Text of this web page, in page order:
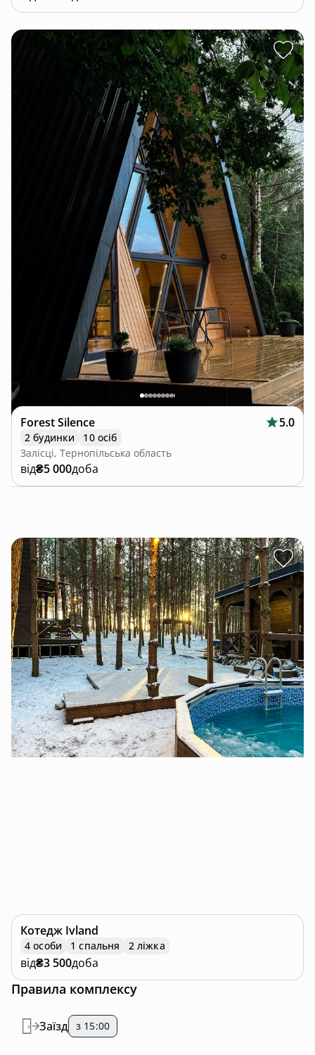
Forest Silence 5.0
2 будинки
10 осіб
Залісці, Тернопільська область
від₴5 000доба
Котедж Ivland
4 особи 1 спальня 2 ліжка
від₴3 500доба
Правила комплексу
Заїзд з 15:00